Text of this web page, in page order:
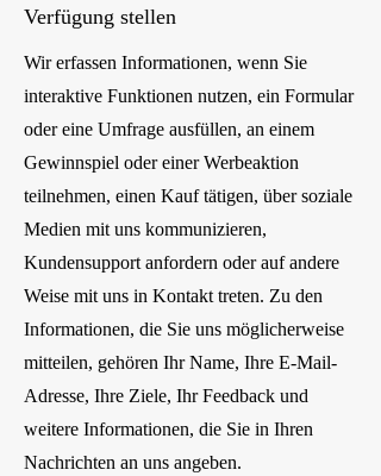
Verfügung stellen
Wir erfassen Informationen, wenn Sie
interaktive Funktionen nutzen, ein Formular
oder eine Umfrage ausfüllen, an einem
Gewinnspiel oder einer Werbeaktion
teilnehmen, einen Kauf tätigen, über soziale
Medien mit uns kommunizieren,
Kundensupport anfordern oder auf andere
Weise mit uns in Kontakt treten. Zu den
Informationen, die Sie uns möglicherweise
mitteilen, gehören Ihr Name, Ihre E-Mail-
Adresse, Ihre Ziele, Ihr Feedback und
weitere Informationen, die Sie in Ihren
Nachrichten an uns angeben.